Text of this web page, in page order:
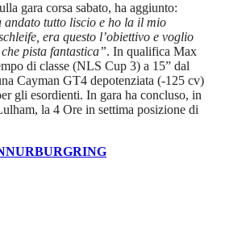
gara corsa sabato, ha aggiunto:
andato tutto liscio e ho la il mio
era questo l’obiettivo e voglio
pista fantastica”. In qualifica Max
di classe (NLS Cup 3) a 15” dal
Cayman GT4 depotenziata (-125 cv)
gli esordienti. In gara ha concluso, in
la 4 Ore in settima posizione di
NURBURGRING